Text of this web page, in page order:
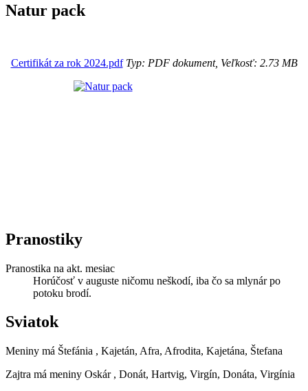
Natur pack
Certifikát za rok 2024.pdfTyp: PDF dokument, Veľkosť: 2.73 MB
Pranostiky
Pranostika na akt. mesiac
Horúčosť v auguste ničomu neškodí, iba čo sa mlynár po
potoku brodí.
Sviatok
Meniny má Štefánia , Kajetán, Afra, Afrodita, Kajetána, Štefana
Zajtra má meniny Oskár , Donát, Hartvig, Virgín, Donáta, Virgínia